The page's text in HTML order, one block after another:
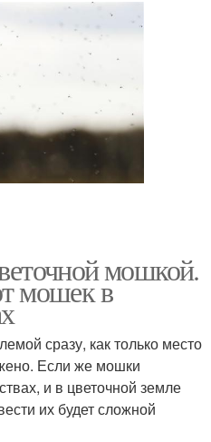
мошкой.
мошек в
сразу, как только место
Если же мошки
и в цветочной земле
их будет сложной